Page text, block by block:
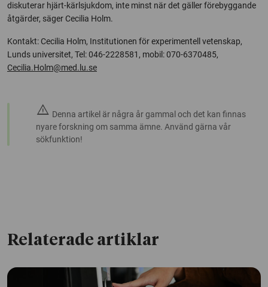
diskuterar hjärt-kärlsjukdom, inte minst när det gäller förebyggande
åtgärder, säger Cecilia Holm.
Kontakt: Cecilia Holm, Institutionen för experimentell vetenskap,
Lunds universitet, Tel: 046-2228581, mobil: 070-6370485,
Cecilia.Holm@med.lu.se
warning Denna artikel är några år gammal och det kan finnas
nyare forskning om samma ämne. Använd gärna vår
sökfunktion!
Relaterade artiklar